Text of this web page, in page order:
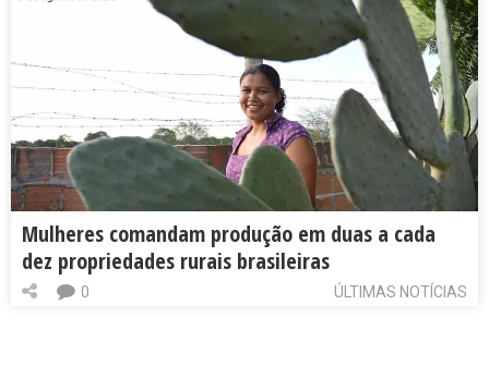
Mulheres comandam produção em duas a cada
dez propriedades rurais brasileiras
ÚLTIMAS NOTÍCIAS
0